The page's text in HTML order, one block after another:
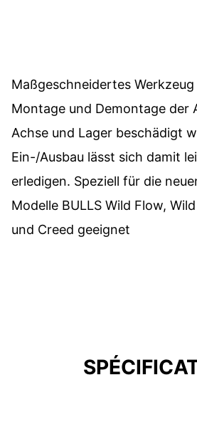
Maßgeschneidertes
Montage und Demontage der
Achse und Lager beschädigt
Ein-/Ausbau lässt sich damit
erledigen. Speziell für die
Modelle BULLS Wild Flow,
und Creed geeignet